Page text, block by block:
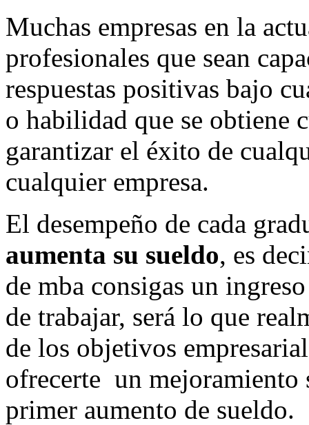
Muchas empresas en la
profesionales que sean
respuestas positivas bajo
o habilidad que se obtiene
garantizar el éxito de
cualquier empresa.
El desempeño de cada
aumenta su sueldo, es
de mba consigas un
de trabajar, será lo que
de los objetivos
ofrecerte un mejoramiento
primer aumento de sueldo.